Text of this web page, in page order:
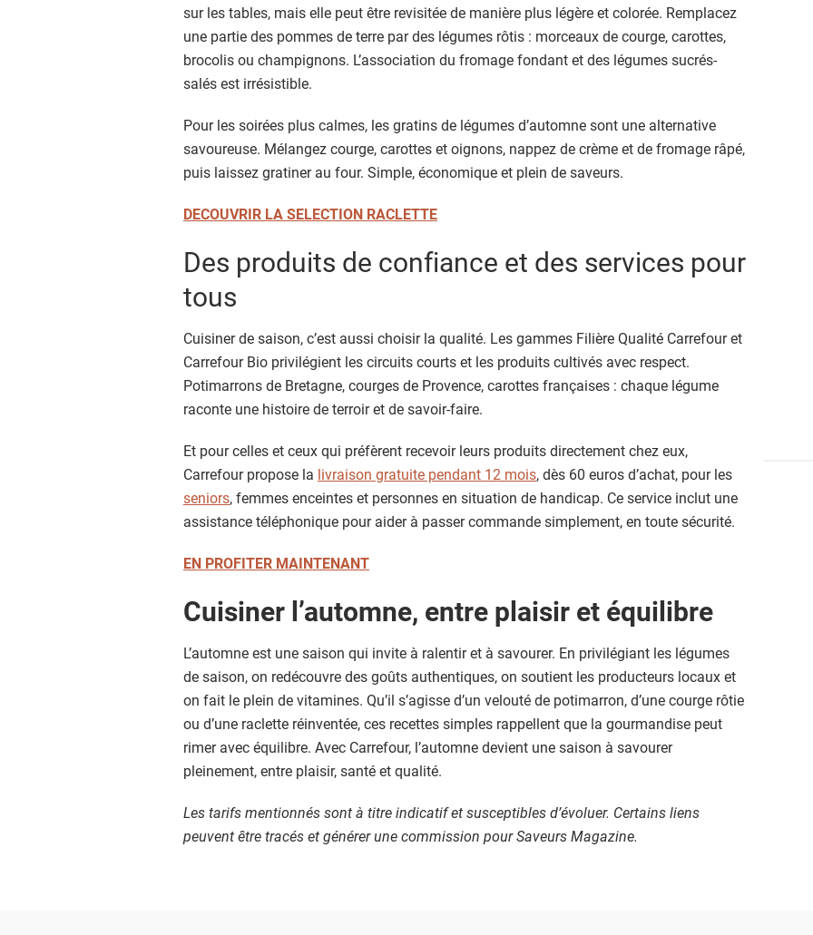
sur les tables, mais elle peut être revisitée de manière plus légère et colorée. Remplacez
une partie des pommes de terre par des légumes rôtis : morceaux de courge, carottes,
brocolis ou champignons. L’association du fromage fondant et des légumes sucrés-
salés est irrésistible.
Pour les soirées plus calmes, les gratins de légumes d’automne sont une alternative
savoureuse. Mélangez courge, carottes et oignons, nappez de crème et de fromage râpé,
puis laissez gratiner au four. Simple, économique et plein de saveurs.
DECOUVRIR LA SELECTION RACLETTE
Des produits de confiance et des services pour
tous
Cuisiner de saison, c’est aussi choisir la qualité. Les gammes Filière Qualité Carrefour et
Carrefour Bio privilégient les circuits courts et les produits cultivés avec respect.
Potimarrons de Bretagne, courges de Provence, carottes françaises : chaque légume
raconte une histoire de terroir et de savoir-faire.
Et pour celles et ceux qui préfèrent recevoir leurs produits directement chez eux,
Carrefour propose la livraison gratuite pendant 12 mois, dès 60 euros d’achat, pour les
seniors, femmes enceintes et personnes en situation de handicap. Ce service inclut une
assistance téléphonique pour aider à passer commande simplement, en toute sécurité.
EN PROFITER MAINTENANT
Cuisiner l’automne, entre plaisir et équilibre
L’automne est une saison qui invite à ralentir et à savourer. En privilégiant les légumes
de saison, on redécouvre des goûts authentiques, on soutient les producteurs locaux et
on fait le plein de vitamines. Qu’il s’agisse d’un velouté de potimarron, d’une courge rôtie
ou d’une raclette réinventée, ces recettes simples rappellent que la gourmandise peut
rimer avec équilibre. Avec Carrefour, l’automne devient une saison à savourer
pleinement, entre plaisir, santé et qualité.
Les tarifs mentionnés sont à titre indicatif et susceptibles d’évoluer. Certains liens
peuvent être tracés et générer une commission pour Saveurs Magazine.